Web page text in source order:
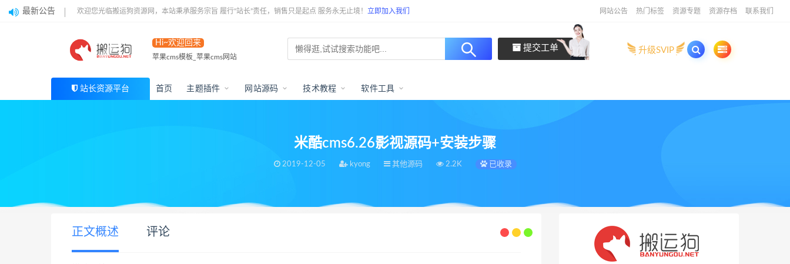
最新公告 欢迎您光临搬运狗资源网，本站秉承服务宗旨 履行“站长”责任，销售只是起点 服务永无止境！ 立即加入我们 网站公告 热门标签 资源专题 资源存档 联系我们
Hi~欢迎回来
苹果cms模板_苹果cms网站
提交工单 升级SVIP
站长资源平台 首页 主题插件 网站源码 技术教程 软件工具
米酷cms6.26影视源码+安装步骤
2019-12-05 kyong 其他源码 2.2K 已收录
正文概述 评论